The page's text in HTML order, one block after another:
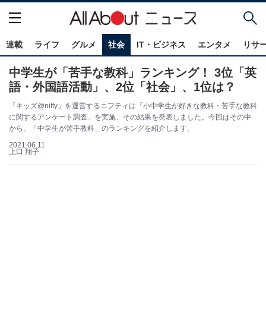
連載 ライフ グルメ 社会 IT・ビジネス エンタメ リサ
中学生が「苦手な教科」ランキング！ 3位「英
語・外国語活動」、2位「社会」、1位は？
「キッズ@nifty」を運営するニフティは「小中学生が好きな教科・苦手な教科
に関するアンケート調査」を実施、その結果を発表しました。今回はその中
から、「中学生が苦手教科」のランキングを紹介します。
2021.06.11
上口 翔子